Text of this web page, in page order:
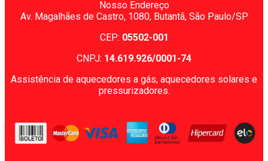
Nosso Endereço
Av. Magalhães de Castro, 1080, Butantã, São Paulo/SP
CEP: 05502-001
CNPJ: 14.619.926/0001-74
Assistência de aquecedores a gás, aquecedores solares e
pressurizadores.